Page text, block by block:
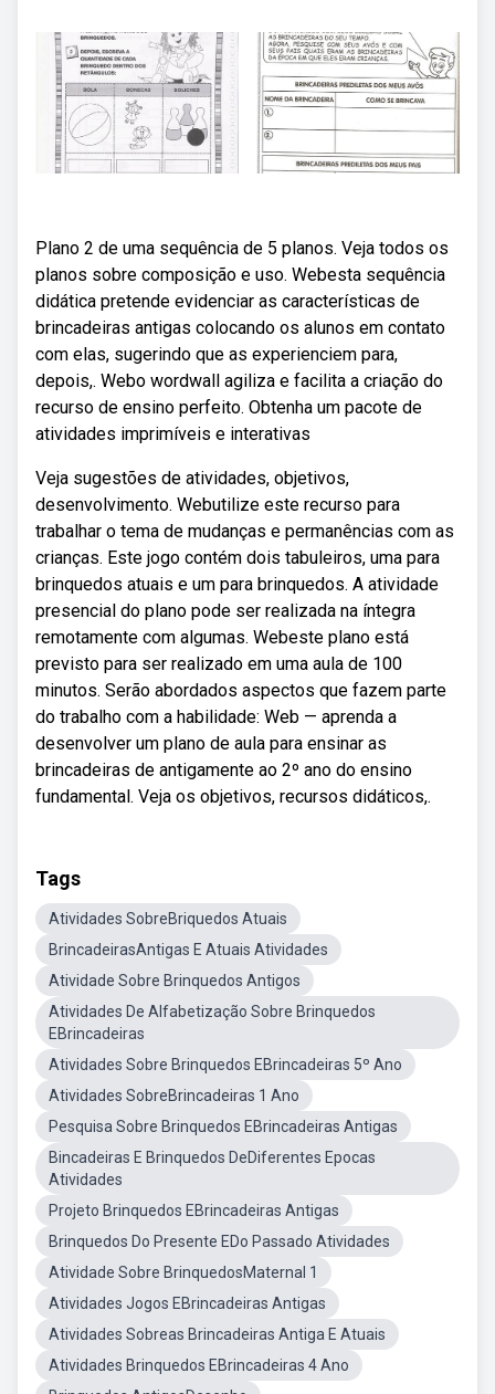
Plano 2 de uma sequência de 5 planos. Veja todos os
planos sobre composição e uso. Webesta sequência
didática pretende evidenciar as características de
brincadeiras antigas colocando os alunos em contato
com elas, sugerindo que as experienciem para,
depois,. Webo wordwall agiliza e facilita a criação do
recurso de ensino perfeito. Obtenha um pacote de
atividades imprimíveis e interativas
Veja sugestões de atividades, objetivos,
desenvolvimento. Webutilize este recurso para
trabalhar o tema de mudanças e permanências com as
crianças. Este jogo contém dois tabuleiros, uma para
brinquedos atuais e um para brinquedos. A atividade
presencial do plano pode ser realizada na íntegra
remotamente com algumas. Webeste plano está
previsto para ser realizado em uma aula de 100
minutos. Serão abordados aspectos que fazem parte
do trabalho com a habilidade: Web — aprenda a
desenvolver um plano de aula para ensinar as
brincadeiras de antigamente ao 2º ano do ensino
fundamental. Veja os objetivos, recursos didáticos,.
Tags
Atividades SobreBriquedos Atuais
BrincadeirasAntigas E Atuais Atividades
Atividade Sobre Brinquedos Antigos
Atividades De Alfabetização Sobre Brinquedos
EBrincadeiras
Atividades Sobre Brinquedos EBrincadeiras 5º Ano
Atividades SobreBrincadeiras 1 Ano
Pesquisa Sobre Brinquedos EBrincadeiras Antigas
Bincadeiras E Brinquedos DeDiferentes Epocas
Atividades
Projeto Brinquedos EBrincadeiras Antigas
Brinquedos Do Presente EDo Passado Atividades
Atividade Sobre BrinquedosMaternal 1
Atividades Jogos EBrincadeiras Antigas
Atividades Sobreas Brincadeiras Antiga E Atuais
Atividades Brinquedos EBrincadeiras 4 Ano